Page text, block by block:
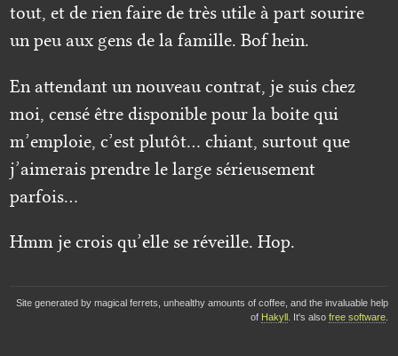
tout, et de rien faire de très utile à part sourire
un peu aux gens de la famille. Bof hein.
En attendant un nouveau contrat, je suis chez
moi, censé être disponible pour la boite qui
m’emploie, c’est plutôt… chiant, surtout que
j’aimerais prendre le large sérieusement
parfois…
Hmm je crois qu’elle se réveille. Hop.
Site generated by magical ferrets, unhealthy amounts of coffee, and the invaluable help
of Hakyll. It's also free software.